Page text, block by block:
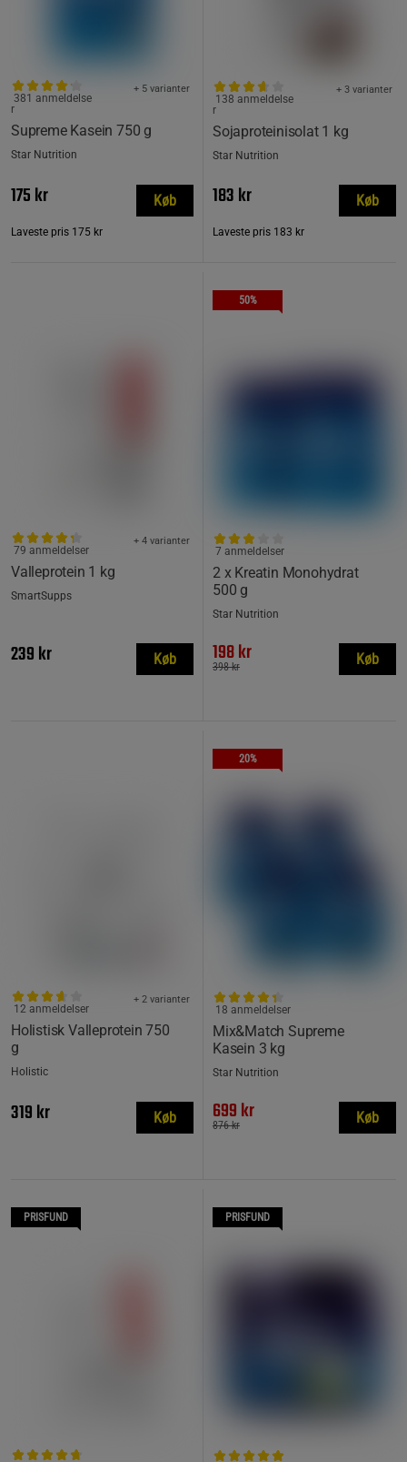
Supreme Kasein 750 g
+ 5 varianter
381 anmeldelse
r
Star Nutrition
175 kr
Laveste pris 175 kr
Køb
Sojaproteinisolat 1 kg
+ 3 varianter
138 anmeldelse
r
Star Nutrition
183 kr
Laveste pris 183 kr
Køb
Valleprotein 1 kg
+ 4 varianter
79 anmeldelser
SmartSupps
239 kr Køb
50%
2 x Kreatin Monohydrat
500 g
7 anmeldelser
Star Nutrition
198 kr
398 kr Køb
Holistisk Valleprotein 750
g
+ 2 varianter
12 anmeldelser
Holistic
319 kr Køb
20%
Mix&Match Supreme
Kasein 3 kg
18 anmeldelser
Star Nutrition
699 kr
876 kr Køb
PRISFUND PRISFUND